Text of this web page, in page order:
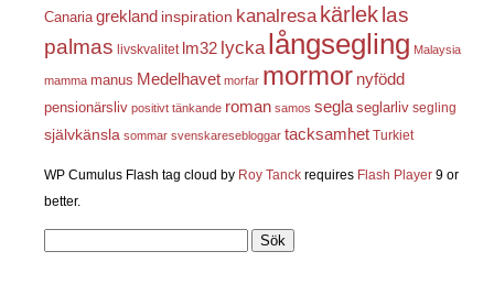
Canaria grekland inspiration kanalresa kärleklas
palmas livskvalitet lm32 lycka långsegling Malaysia
mamma manus Medelhavet morfar mormor nyfödd
pensionärsliv positivt tänkande roman samos segla seglarliv segling
självkänsla sommar svenskaresebloggar tacksamhet Turkiet
WP Cumulus Flash tag cloud by Roy Tanck requires Flash Player 9 or
better.